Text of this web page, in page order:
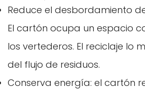
Reduce el desbordamiento
El cartón ocupa un espacio
los vertederos. El reciclaje lo
del flujo de residuos.
Conserva energía: el cartón